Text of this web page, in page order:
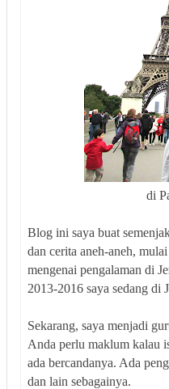
di
Blog ini saya buat
dan cerita aneh-aneh,
mengenai pengalaman di
2013-2016 saya sedang di
Sekarang, saya menjadi
Anda perlu maklum kalau
ada bercandanya. Ada
dan lain sebagainya.